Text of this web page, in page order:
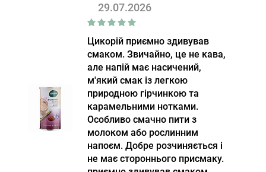
29.07.2026
Цикорій приємно здивував
смаком. Звичайно, це не кава,
але напій має насичений,
м'який смак із легкою
природною гірчинкою та
карамельними нотками.
Особливо смачно пити з
молоком або рослинним
напоєм. Добре розчиняється і
не має стороннього присмаку.